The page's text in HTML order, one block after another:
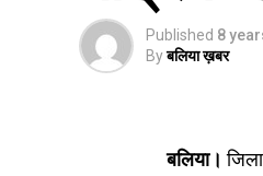
Published 8
Byबलिया ख़बर
बलिया।